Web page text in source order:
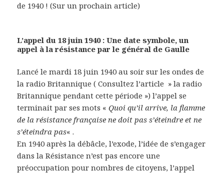
de 1940 ! (Sur un prochain article)
L’appel du 18 juin 1940 : Une date symbole, un
appel à la résistance par le général de Gaulle
Lancé le mardi 18 juin 1940 au soir sur les ondes de
la radio Britannique ( Consultez l’article » la radio
Britannique pendant cette période ») l’appel se
terminait par ses mots «Quoi qu’il arrive, la flamme
de la résistance française ne doit pas s’éteindre et ne
s’éteindra pas« .
En 1940 après la débâcle, l’exode, l’idée de s’engager
dans la Résistance n’est pas encore une
préoccupation pour nombres de citoyens, l’appel